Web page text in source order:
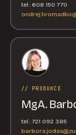
tel.: 608 150 770
// PRODUKCE
MgA.
tel.: 721 092 385